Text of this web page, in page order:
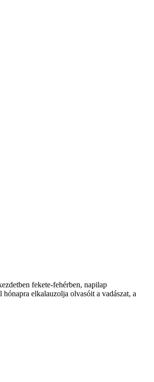
fekete-fehérben, napilap
elkalauzolja olvasóit a vadászat, a